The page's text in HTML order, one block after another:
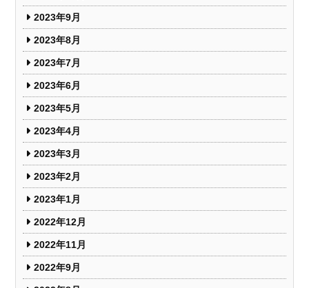
2023年9月
2023年8月
2023年7月
2023年6月
2023年5月
2023年4月
2023年3月
2023年2月
2023年1月
2022年12月
2022年11月
2022年9月